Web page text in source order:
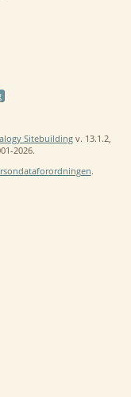
Sitebuildingv. 13.1.2,
2026.
.